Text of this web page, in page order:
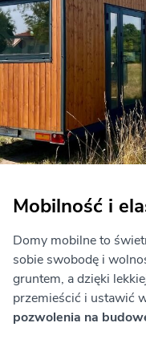
Mobilność i
Domy mobilne to
sobie swobodę i
gruntem, a dzięki
przemieścić i ustawić
pozwolenia na